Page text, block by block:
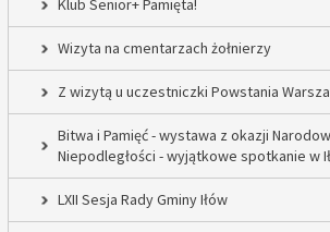
Klub Senior+ Pamięta!
Wizyta na cmentarzach żołnierzy
Z wizytą u uczestniczki Powstania
Bitwa i Pamięć - wystawa z okazji
Niepodległości - wyjątkowe spotkanie w
LXII Sesja Rady Gminy Iłów